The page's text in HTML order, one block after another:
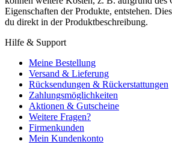
Eigenschaften der Produkte, entstehen.
du direkt in der Produktbeschreibung.
Hilfe & Support
Meine Bestellung
Versand & Lieferung
Rücksendungen & Rückerstattungen
Zahlungsmöglichkeiten
Aktionen & Gutscheine
Weitere Fragen?
Firmenkunden
Mein Kundenkonto